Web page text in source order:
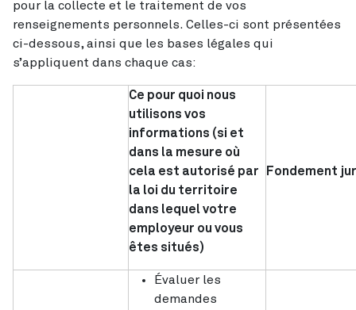
pour la collecte et le traitement de vos
renseignements personnels. Celles-ci sont présentées
ci-dessous, ainsi que les bases légales qui
s’appliquent dans chaque cas:
Ce pour quoi nous
utilisons vos
informations (si et
dans la mesure où
cela est autorisé par
la loi du territoire
dans lequel votre
employeur ou vous
êtes situés)
Fondement
Évaluer les
demandes